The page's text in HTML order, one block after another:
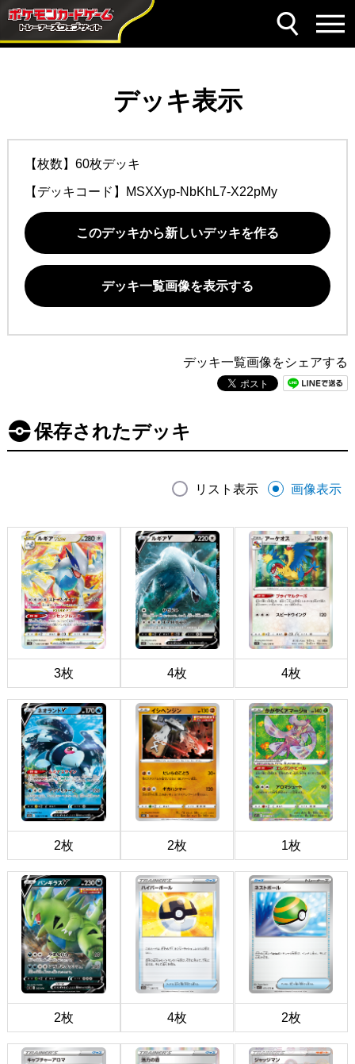
デッキ表示
【枚数】60枚デッキ
【デッキコード】 MSXXyp-NbKhL7-X22pMy
このデッキから新しいデッキを作る
デッキ一覧画像を表示する
デッキ一覧画像をシェアする
保存されたデッキ
リスト表示 画像表示
3枚 4枚 4枚
2枚 2枚 1枚
2枚 4枚 2枚